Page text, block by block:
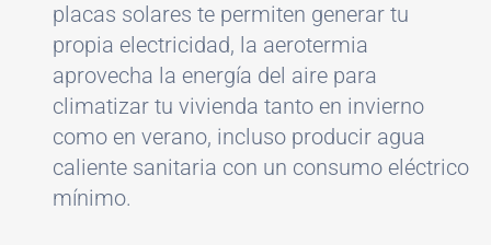
placas solares te permiten generar tu
propia electricidad, la aerotermia
aprovecha la energía del aire para
climatizar tu vivienda tanto en invierno
como en verano, incluso producir agua
caliente sanitaria con un consumo eléctrico
mínimo.